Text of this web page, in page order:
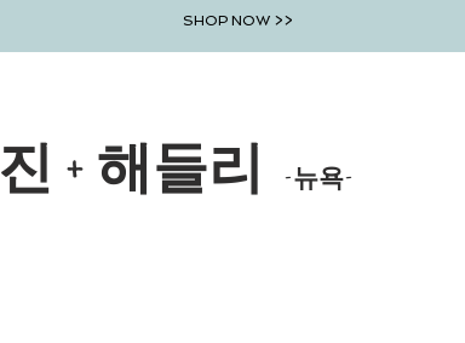
SHOP NOW >>
진 + 해들리 -뉴욕-